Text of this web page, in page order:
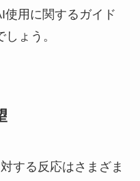
使用に関するガイド
ょう。
する反応はさまざま